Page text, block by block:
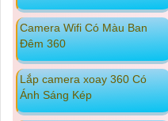
Camera Wifi Có Màu Ban
Đêm 360
Lắp camera xoay 360 Có
Ánh Sáng Kép